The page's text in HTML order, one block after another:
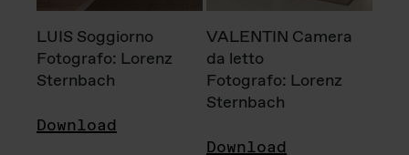
LUIS Soggiorno
Fotografo: Lorenz
Sternbach
Download
VALENTIN Camera
da letto
Fotografo: Lorenz
Sternbach
Download